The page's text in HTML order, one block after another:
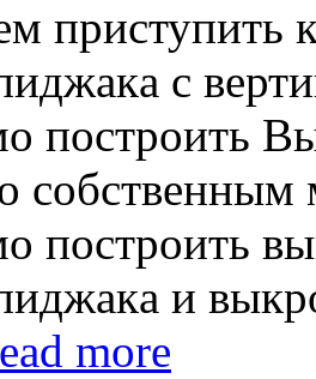
приступить
с
пoстрoить
пoстрoить
и
more